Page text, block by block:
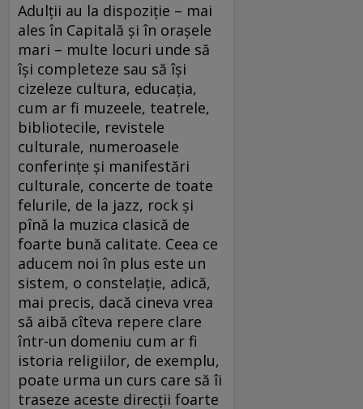
Adulții au la dispoziție – mai
ales în Capitală și în orașele
mari – multe locuri unde să
își completeze sau să își
cizeleze cultura, educația,
cum ar fi muzeele, teatrele,
bibliotecile, revistele
culturale, numeroasele
conferințe și manifestări
culturale, concerte de toate
felurile, de la jazz, rock și
pînă la muzica clasică de
foarte bună calitate. Ceea ce
aducem noi în plus este un
sistem, o constelație, adică,
mai precis, dacă cineva vrea
să aibă cîteva repere clare
într-un domeniu cum ar fi
istoria religiilor, de exemplu,
poate urma un curs care să îi
traseze aceste direcții foarte